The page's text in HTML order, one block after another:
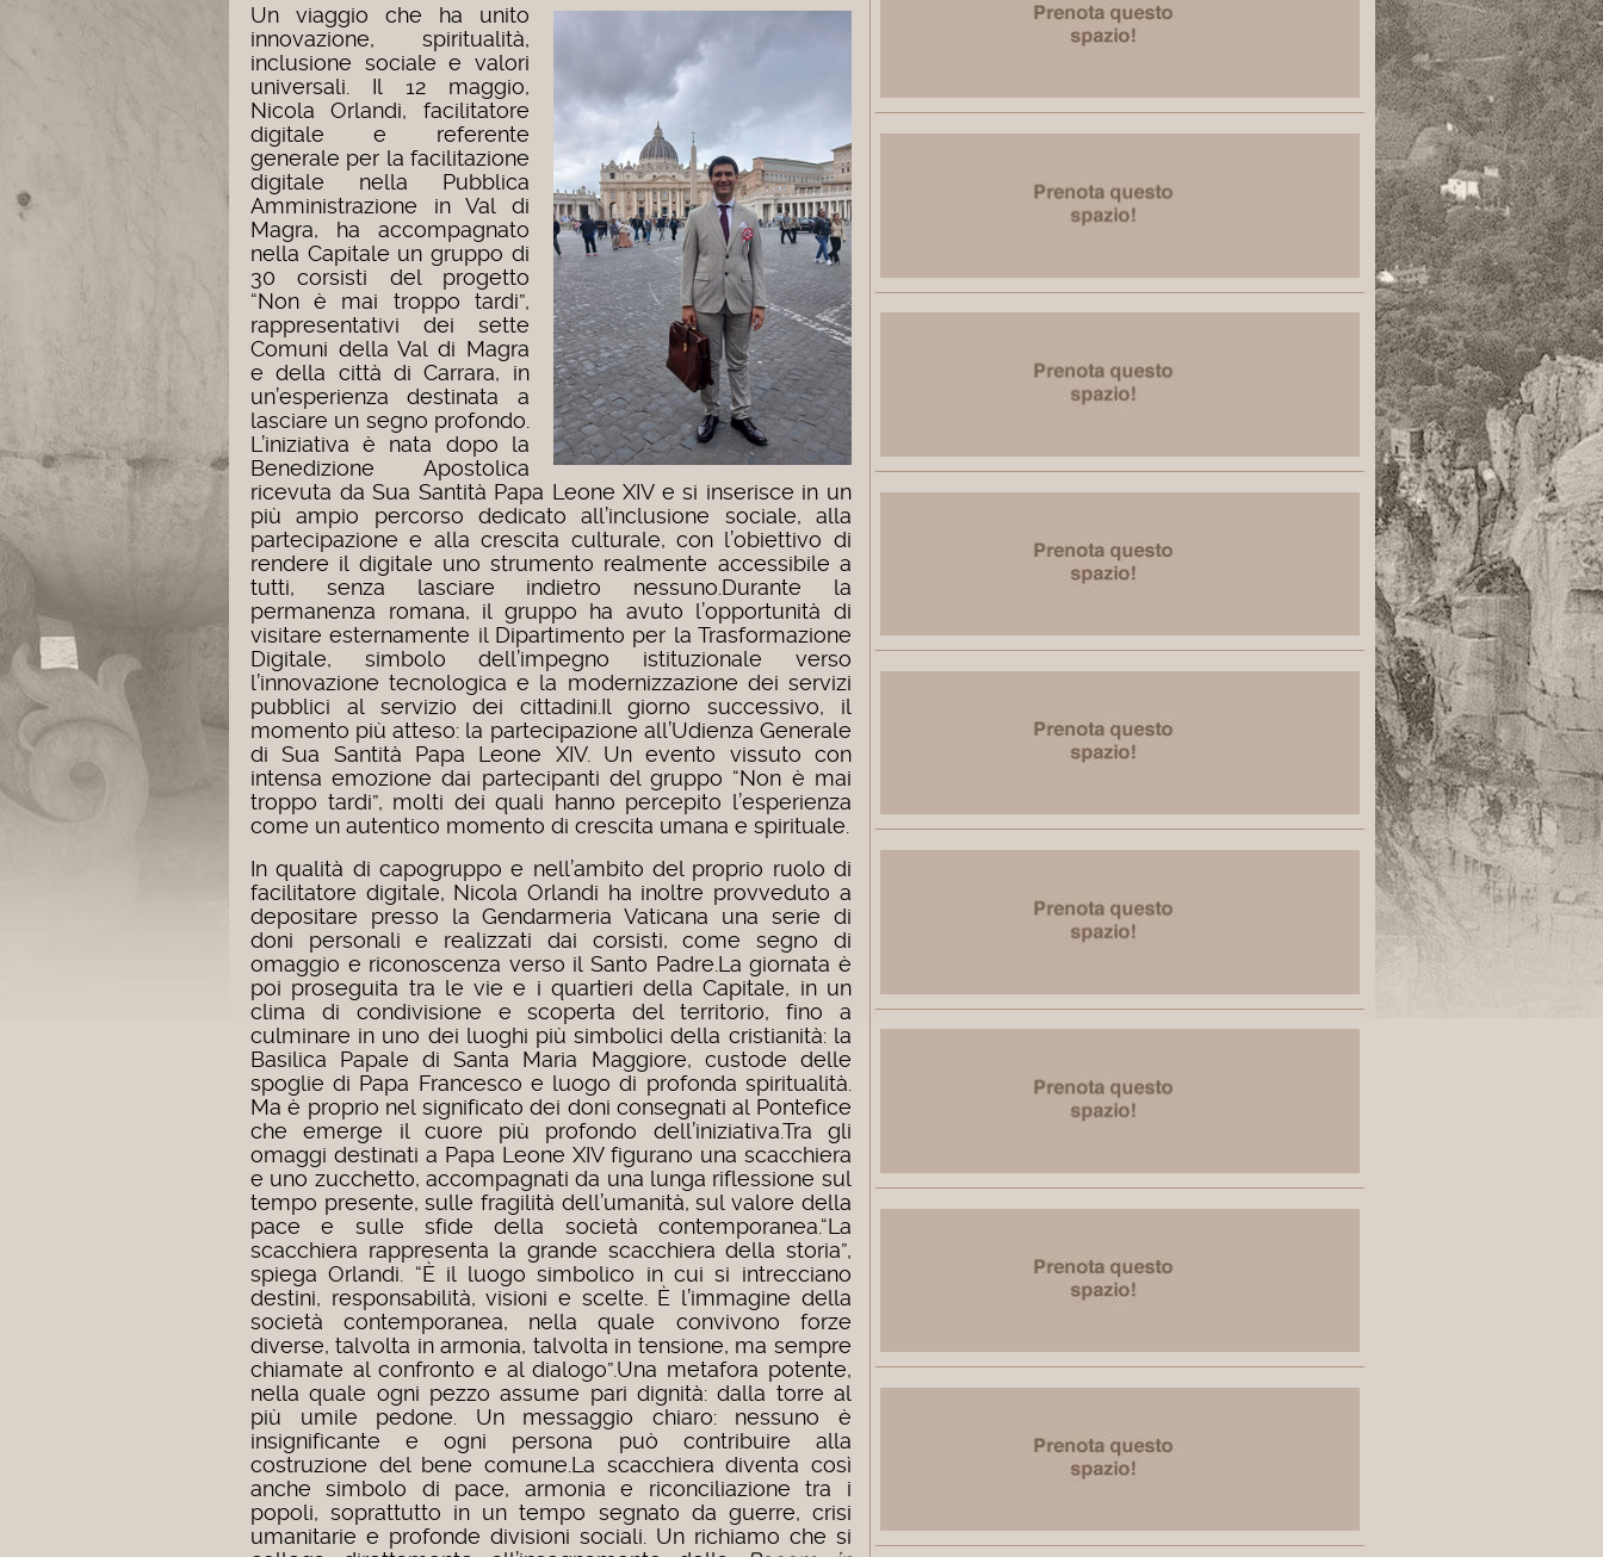
Un viaggio che ha unito
innovazione, spiritualità,
inclusione sociale e valori
universali. Il 12 maggio,
Nicola Orlandi, facilitatore
digitale e referente
generale per la facilitazione
digitale nella Pubblica
Amministrazione in Val di
Magra, ha accompagnato
nella Capitale un gruppo di
30 corsisti del progetto
“Non è mai troppo tardi”,
rappresentativi dei sette
Comuni della Val di Magra
e della città di Carrara, in
un’esperienza destinata a
lasciare un segno profondo.
L’iniziativa è nata dopo la
Benedizione Apostolica
ricevuta da Sua Santità Papa Leone XIV e si inserisce in un
più ampio percorso dedicato all’inclusione sociale, alla
partecipazione e alla crescita culturale, con l’obiettivo di
rendere il digitale uno strumento realmente accessibile a
tutti, senza lasciare indietro nessuno. Durante la
permanenza romana, il gruppo ha avuto l’opportunità di
visitare esternamente il Dipartimento per la Trasformazione
Digitale, simbolo dell’impegno istituzionale verso
l’innovazione tecnologica e la modernizzazione dei servizi
pubblici al servizio dei cittadini. Il giorno successivo, il
momento più atteso: la partecipazione all’Udienza Generale
di Sua Santità Papa Leone XIV. Un evento vissuto con
intensa emozione dai partecipanti del gruppo “Non è mai
troppo tardi”, molti dei quali hanno percepito l’esperienza
come un autentico momento di crescita umana e spirituale.
In qualità di capogruppo e nell’ambito del proprio ruolo di
facilitatore digitale, Nicola Orlandi ha inoltre provveduto a
depositare presso la Gendarmeria Vaticana una serie di
doni personali e realizzati dai corsisti, come segno di
omaggio e riconoscenza verso il Santo Padre. La giornata è
poi proseguita tra le vie e i quartieri della Capitale, in un
clima di condivisione e scoperta del territorio, fino a
culminare in uno dei luoghi più simbolici della cristianità: la
Basilica Papale di Santa Maria Maggiore, custode delle
spoglie di Papa Francesco e luogo di profonda spiritualità.
Ma è proprio nel significato dei doni consegnati al Pontefice
che emerge il cuore più profondo dell’iniziativa.Tra gli
omaggi destinati a Papa Leone XIV figurano una scacchiera
e uno zucchetto, accompagnati da una lunga riflessione sul
tempo presente, sulle fragilità dell’umanità, sul valore della
pace e sulle sfide della società contemporanea.“La
scacchiera rappresenta la grande scacchiera della storia”,
spiega Orlandi. “È il luogo simbolico in cui si intrecciano
destini, responsabilità, visioni e scelte. È l’immagine della
società contemporanea, nella quale convivono forze
diverse, talvolta in armonia, talvolta in tensione, ma sempre
chiamate al confronto e al dialogo”.Una metafora potente,
nella quale ogni pezzo assume pari dignità: dalla torre al
più umile pedone. Un messaggio chiaro: nessuno è
insignificante e ogni persona può contribuire alla
costruzione del bene comune. La scacchiera diventa così
anche simbolo di pace, armonia e riconciliazione tra i
popoli, soprattutto in un tempo segnato da guerre, crisi
umanitarie e profonde divisioni sociali. Un richiamo che si